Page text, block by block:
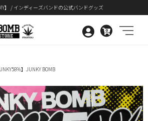
】 / インディーズバンドの公式バンドグッズ
0
】JUNKY BOMB